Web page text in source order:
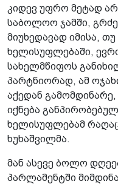
კიდევ უფრო მეტად
საბოლოო ჯამში,
მიუხედავად იმისა,
ხელისუფლებაში,
სახელმწიფოს
პარტნიორად, ამ
აქედან
იქნება
ხელისუფლებამ
ხუხაშვილმა.
მან ასევე ბოლო
პარლამენტში